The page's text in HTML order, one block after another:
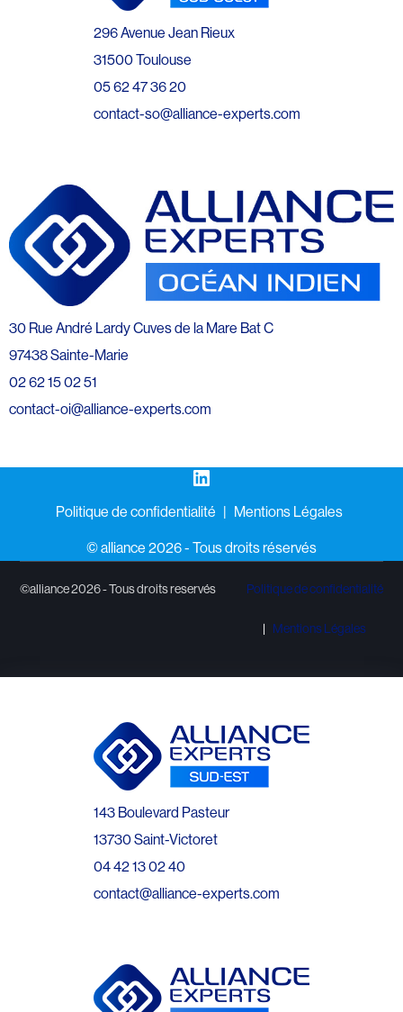
296 Avenue Jean Rieux
31500 Toulouse
05 62 47 36 20
contact-so@alliance-experts.com
30 Rue André Lardy Cuves de la Mare Bat C
97438 Sainte-Marie
02 62 15 02 51
contact-oi@alliance-experts.com
LinkedIn
Politique de confidentialité
Mentions Légales
©️ alliance 2026 - Tous droits réservés
©alliance 2026 - Tous droits reservés Politique de confidentialité
Mentions Légales
143 Boulevard Pasteur
13730 Saint-Victoret
04 42 13 02 40
contact@alliance-experts.com